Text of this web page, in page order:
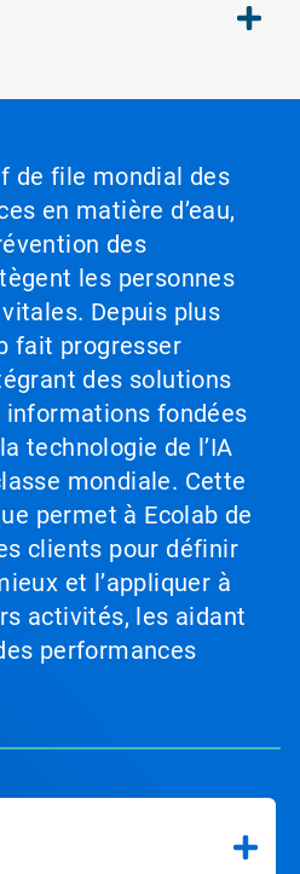
de file mondial des
en matière d’eau,
des
les personnes
Depuis plus
fait progresser
des solutions
fondées
technologie de l’IA
mondiale. Cette
permet à Ecolab de
clients pour définir
et l’appliquer à
activités, les aidant
performances